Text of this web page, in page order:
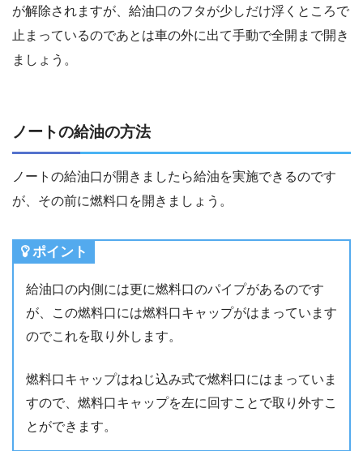
が解除されますが、給油口のフタが少しだけ浮くところで
止まっているのであとは車の外に出て手動で全開まで開き
ましょう。
ノートの給油の方法
ノートの給油口が開きましたら給油を実施できるのです
が、その前に燃料口を開きましょう。
ポイント
給油口の内側には更に燃料口のパイプがあるのです
が、この燃料口には燃料口キャップがはまっています
のでこれを取り外します。
燃料口キャップはねじ込み式で燃料口にはまっていま
すので、燃料口キャップを左に回すことで取り外すこ
とができます。